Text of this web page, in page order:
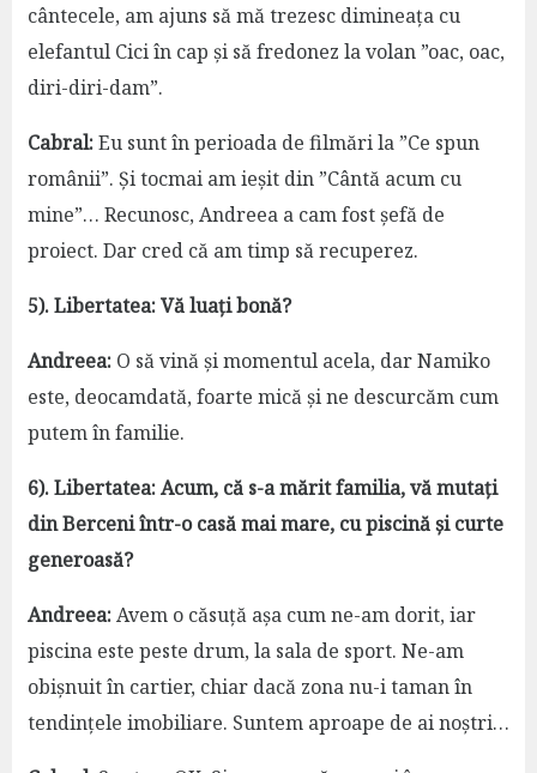
cântecele, am ajuns să mă trezesc dimineața cu
elefantul Cici în cap și să fredonez la volan ”oac, oac,
diri-diri-dam”.
Cabral:Eu sunt în perioada de filmări la ”Ce spun
românii”. Și tocmai am ieșit din ”Cântă acum cu
mine”… Recunosc, Andreea a cam fost șefă de
proiect. Dar cred că am timp să recuperez.
5). Libertatea: Vă luați bonă?
Andreea:O să vină și momentul acela, dar Namiko
este, deocamdată, foarte mică și ne descurcăm cum
putem în familie.
6). Libertatea: Acum, că s-a mărit familia, vă mutați
din Berceni într-o casă mai mare, cu piscină și curte
generoasă?
Andreea:Avem o căsuță așa cum ne-am dorit, iar
piscina este peste drum, la sala de sport. Ne-am
obișnuit în cartier, chiar dacă zona nu-i taman în
tendințele imobiliare. Suntem aproape de ai noștri…